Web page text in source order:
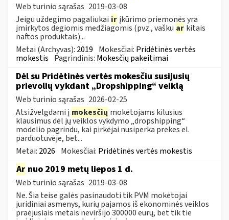
Web turinio sąrašas 2019-03-08
Jeigu uždegimo pagaliukai ir įkūrimo priemonės yra
įmirkytos degiomis medžiagomis (pvz., vašku ar kitais
naftos produktais)...
Metai (Archyvas): 2019 Mokesčiai: Pridėtinės vertės
mokestis Pagrindinis: Mokesčių pakeitimai
Dėl su Pridėtinės vertės mokesčiu susijusių
prievolių vykdant „Dropshipping“ veiklą
Web turinio sąrašas 2026-02-25
Atsižvelgdami į mokesčių mokėtojams kilusius
klausimus dėl jų veiklos vykdymo „dropshipping“
modelio pagrindu, kai pirkėjai nusiperka prekes el.
parduotuvėje, bet...
Metai: 2026 Mokesčiai: Pridėtinės vertės mokestis
Ar nuo 2019 metų liepos 1 d.
Web turinio sąrašas 2019-03-08
Ne. Šia teise galės pasinaudoti tik PVM mokėtojai
juridiniai asmenys, kurių pajamos iš ekonominės veiklos
praėjusiais metais neviršijo 300000 eurų, bet tik tie